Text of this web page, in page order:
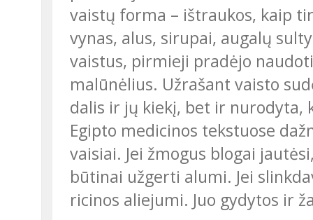
vaistų forma – ištraukos, kaip
vynas, alus, sirupai, augalų
vaistus, pirmieji pradėjo
malūnėlius. Užrašant vaisto
dalis ir jų kiekį, bet ir
Egipto medicinos tekstuose
vaisiai. Jei žmogus blogai
būtinai užgerti alumi. Jei
ricinos aliejumi. Juo gydytos ir